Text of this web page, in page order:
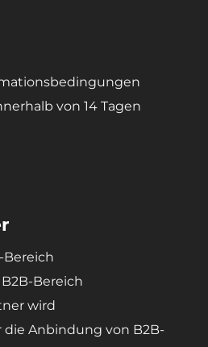
von 14 Tagen
Bereich
wird
die Anbindung von B2B-